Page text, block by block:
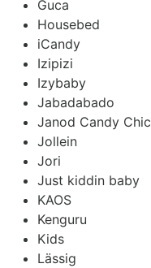
Guca
Housebed
iCandy
Izipizi
Izybaby
Jabadabado
Janod Candy Chic
Jollein
Jori
Just kiddin baby
KAOS
Kenguru
Kids
Lässig